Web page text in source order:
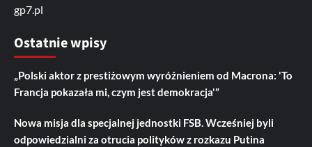
gp7.pl
Ostatnie wpisy
„Polski aktor z prestiżowym wyróżnieniem od Macrona: 'To
Francja pokazała mi, czym jest demokracja'”
Nowa misja dla specjalnej jednostki FSB. Wcześniej byli
odpowiedzialni za otrucia polityków z rozkazu Putina